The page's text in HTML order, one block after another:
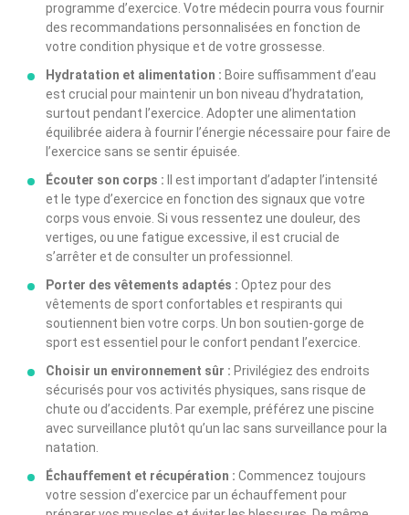
programme d’exercice. Votre médecin pourra vous fournir
des recommandations personnalisées en fonction de
votre condition physique et de votre grossesse.
Hydratation et alimentation : Boire suffisamment d’eau
est crucial pour maintenir un bon niveau d’hydratation,
surtout pendant l’exercice. Adopter une alimentation
équilibrée aidera à fournir l’énergie nécessaire pour faire de
l’exercice sans se sentir épuisée.
Écouter son corps : Il est important d’adapter l’intensité
et le type d’exercice en fonction des signaux que votre
corps vous envoie. Si vous ressentez une douleur, des
vertiges, ou une fatigue excessive, il est crucial de
s’arrêter et de consulter un professionnel.
Porter des vêtements adaptés : Optez pour des
vêtements de sport confortables et respirants qui
soutiennent bien votre corps. Un bon soutien-gorge de
sport est essentiel pour le confort pendant l’exercice.
Choisir un environnement sûr : Privilégiez des endroits
sécurisés pour vos activités physiques, sans risque de
chute ou d’accidents. Par exemple, préférez une piscine
avec surveillance plutôt qu’un lac sans surveillance pour la
natation.
Échauffement et récupération : Commencez toujours
votre session d’exercice par un échauffement pour